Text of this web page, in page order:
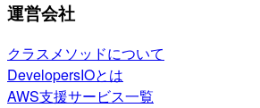
運営会社
クラスメソッドについて
DevelopersIOとは
AWS支援サービス一覧